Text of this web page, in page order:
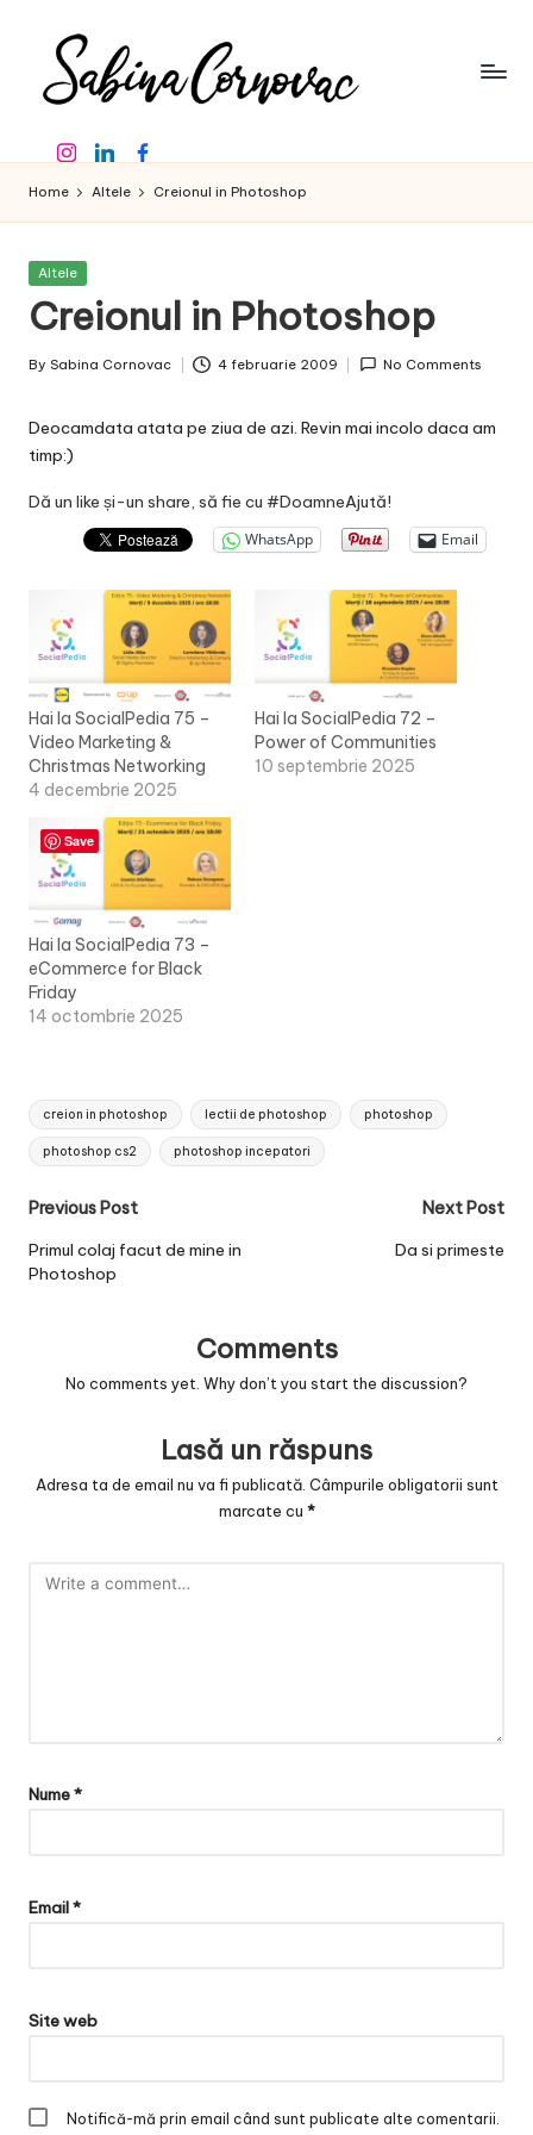
content
a
b
in
a
C
o
r
n
o
c
O
nl
in
e
creator
de
16
-
InstagramLinkedinFacebook
Home Altele Creionul in Photoshop
Posted
Altele
Creionul in Photoshop
Posted
By Sabina Cornovac 4 februarie 2009 No Comments
Deocamdata atata pe ziua de azi. Revin mai incolo daca am
timp:)
Dă un like și-un share, să fie cu #DoamneAjută!
WhatsApp Email
Hai la SocialPedia 75 –
Video Marketing &
Christmas Networking
4 decembrie 2025
Hai la SocialPedia 72 –
Power of Communities
10 septembrie 2025
Hai la SocialPedia 73 –
eCommerce for Black
Friday
14 octombrie 2025
Tags:
creion in photoshop lectii de photoshop photoshop
photoshop cs2 photoshop incepatori
Post
navigation
Previous Post
Primul colaj facut de mine in
Photoshop
Next Post
Da si primeste
Comments
No comments yet. Why don’t you start the discussion?
Lasă un răspuns
Adresa ta de email nu va fi publicată. Câmpurile obligatorii sunt
marcate cu *
Nume*
Email*
Site web
Notifică-mă prin email când sunt publicate alte comentarii.
Save